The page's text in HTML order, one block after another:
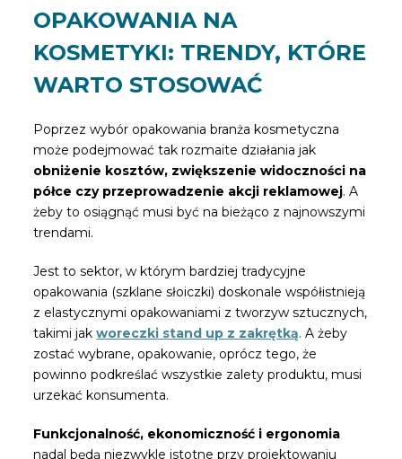
OPAKOWANIA NA
KOSMETYKI: TRENDY, KTÓRE
WARTO STOSOWAĆ
Poprzez wybór opakowania branża kosmetyczna
może podejmować tak rozmaite działania jak
obniżenie kosztów, zwiększenie widoczności na
półce czy przeprowadzenie akcji reklamowej. A
żeby to osiągnąć musi być na bieżąco z najnowszymi
trendami.
Jest to sektor, w którym bardziej tradycyjne
opakowania (szklane słoiczki) doskonale współistnieją
z elastycznymi opakowaniami z tworzyw sztucznych,
takimi jakworeczki stand up z zakrętką. A żeby
zostać wybrane, opakowanie, oprócz tego, że
powinno podkreślać wszystkie zalety produktu, musi
urzekać konsumenta.
Funkcjonalność, ekonomiczność i ergonomia
nadal będą niezwykle istotne przy projektowaniu